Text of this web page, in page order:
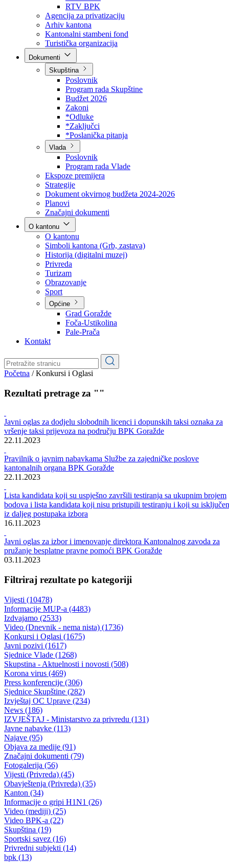
Direkcija za šumarstvo
Javna preduzeća
BPK šume
RTV BPK
Agencija za privatizaciju
Arhiv kantona
Kantonalni stambeni fond
Turistička organizacija
Skupština
Poslovnik
Program rada Skupštine
Budžet 2026
Zakoni
*Odluke
*Zaključci
*Poslanička pitanja
Vlada
Poslovnik
Program rada Vlade
Ekspoze premijera
Strategije
Dokument okvirnog budžeta 2024-2026
Planovi
Značajni dokumenti
O kantonu
O kantonu
Simboli kantona (Grb, zastava)
Historija (digitalni muzej)
Privreda
Turizam
Obrazovanje
Općine
Pale-Prača
Kontakt
Konkursi i Oglasi
Rezultati pretrage za ""